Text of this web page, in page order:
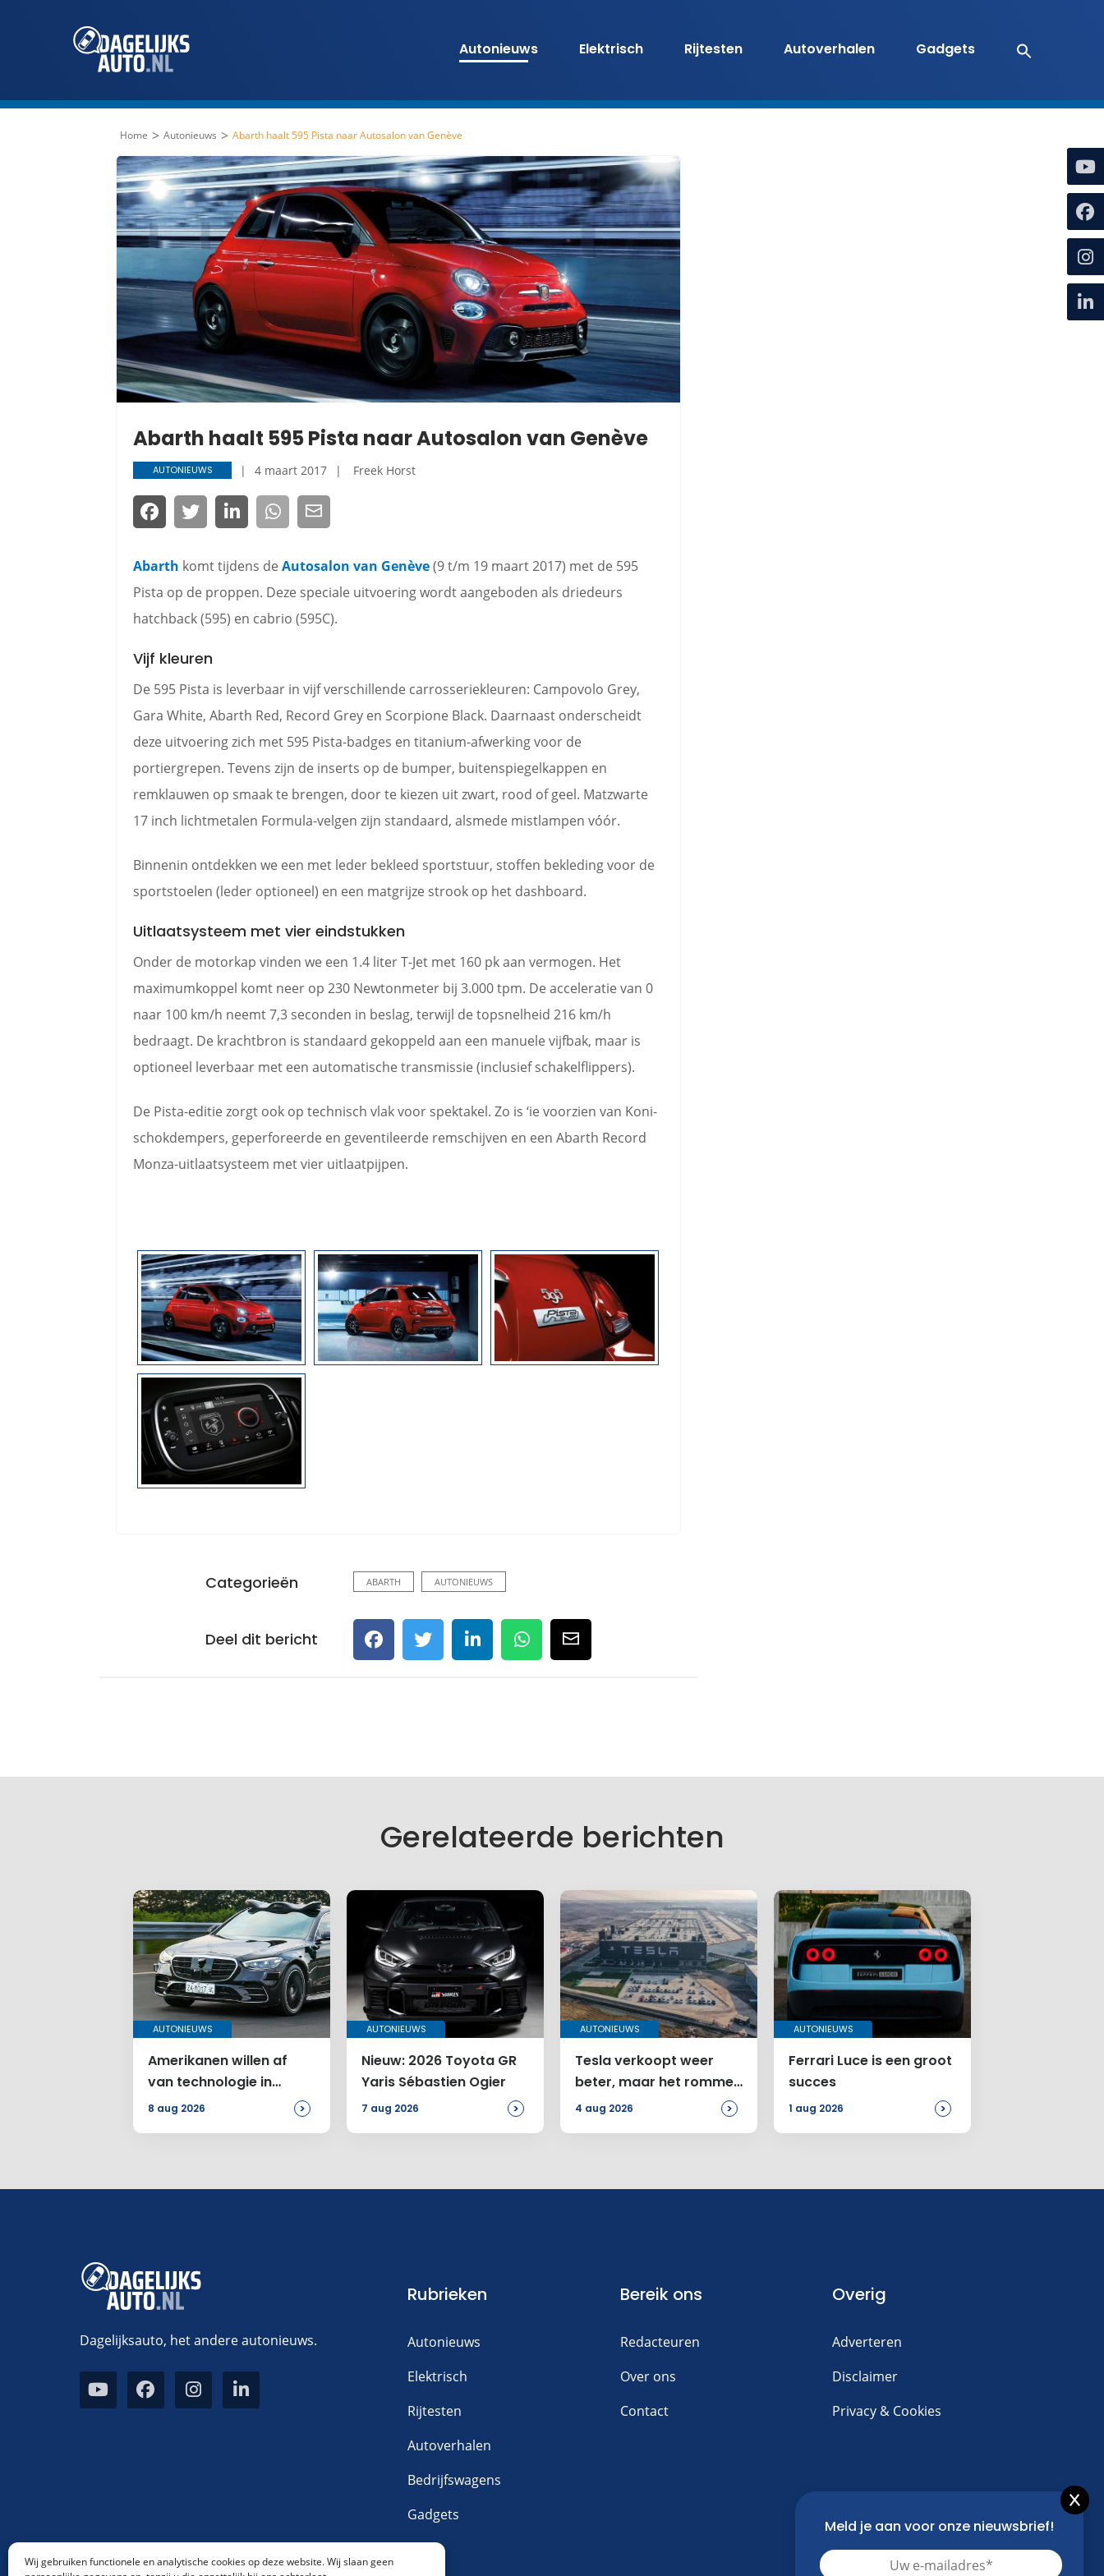
Wij gebruiken functionele en analytische cookies op deze website. Wij slaan geen
Autonieuws Elektrisch Rijtesten Autoverhalen Gadgets
Home > Autonieuws > Abarth haalt 595 Pista naar Autosalon van Genève
Abarth haalt 595 Pista naar Autosalon van Genève
AUTONIEUWS 4 maart 2017 Freek Horst
Abarth komt tijdens de Autosalon van Genève(9 t/m 19 maart 2017) met de 595
Pista op de proppen. Deze speciale uitvoering wordt aangeboden als driedeurs
hatchback (595) en cabrio (595C).
Vijf kleuren
De 595 Pista is leverbaar in vijf verschillende carrosseriekleuren: Campovolo Grey,
Gara White, Abarth Red, Record Grey en Scorpione Black. Daarnaast onderscheidt
deze uitvoering zich met 595 Pista-badges en titanium-afwerking voor de
portiergrepen. Tevens zijn de inserts op de bumper, buitenspiegelkappen en
remklauwen op smaak te brengen, door te kiezen uit zwart, rood of geel. Matzwarte
17 inch lichtmetalen Formula-velgen zijn standaard, alsmede mistlampen vóór.
Binnenin ontdekken we een met leder bekleed sportstuur, stoffen bekleding voor de
sportstoelen (leder optioneel) en een matgrijze strook op het dashboard.
Uitlaatsysteem met vier eindstukken
Onder de motorkap vinden we een 1.4 liter T-Jet met 160 pk aan vermogen. Het
maximumkoppel komt neer op 230 Newtonmeter bij 3.000 tpm. De acceleratie van 0
naar 100 km/h neemt 7,3 seconden in beslag, terwijl de topsnelheid 216 km/h
bedraagt. De krachtbron is standaard gekoppeld aan een manuele vijfbak, maar is
optioneel leverbaar met een automatische transmissie (inclusief schakelflippers).
De Pista-editie zorgt ook op technisch vlak voor spektakel. Zo is ‘ie voorzien van Koni-
schokdempers, geperforeerde en geventileerde remschijven en een Abarth Record
Monza-uitlaatsysteem met vier uitlaatpijpen.
Categorieën ABARTH AUTONIEUWS
Deel dit bericht
Gerelateerde berichten
AUTONIEUWS
Amerikanen willen af
van technologie in
auto’s
8 aug 2026 >
AUTONIEUWS
Nieuw: 2026 Toyota GR
Yaris Sébastien Ogier
7 aug 2026 >
AUTONIEUWS
Tesla verkoopt weer
beter, maar het rommelt
bij de Amerikanen
4 aug 2026 >
AUTONIEUWS
Ferrari Luce is een groot
succes
1 aug 2026 >
Dagelijksauto, het andere autonieuws.
Rubrieken
Autonieuws
Elektrisch
Rijtesten
Autoverhalen
Bedrijfswagens
Gadgets
Bereik ons
Redacteuren
Over ons
Contact
Overig
Adverteren
Disclaimer
Privacy & Cookies
Meld je aan voor onze nieuwsbrief!